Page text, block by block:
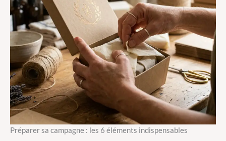
Préparer sa campagne : les 6 éléments indispensables